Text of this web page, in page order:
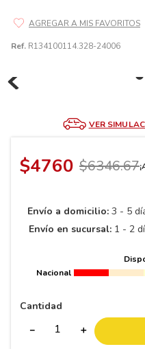
Ref. R134100114.328-24006
VER
$4760 $6346.67
Envío a domicilio: 3 - 5
Envío en sucursal: 1 - 2
Nacional
Cantidad
＋
－